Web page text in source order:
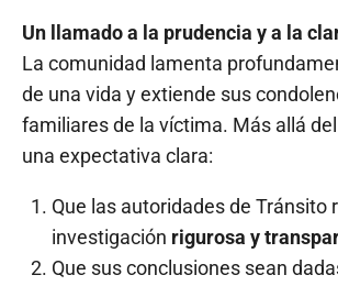
Un llamado a la prudencia y a la
La comunidad lamenta
de una vida y extiende sus
familiares de la víctima. Más allá del
una expectativa clara:
Que las autoridades de Tránsito
investigación rigurosa y
Que sus conclusiones sean